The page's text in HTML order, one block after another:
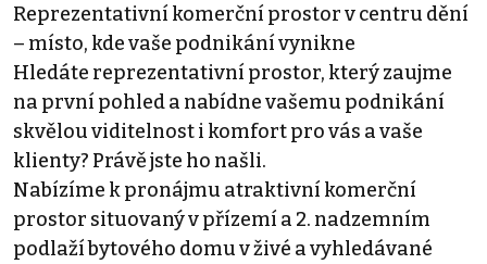
Reprezentativní komerční prostor v centru dění
– místo, kde vaše podnikání vynikne
Hledáte reprezentativní prostor, který zaujme
na první pohled a nabídne vašemu podnikání
skvělou viditelnost i komfort pro vás a vaše
klienty? Právě jste ho našli.
Nabízíme k pronájmu atraktivní komerční
prostor situovaný v přízemí a 2. nadzemním
podlaží bytového domu v živé a vyhledávané